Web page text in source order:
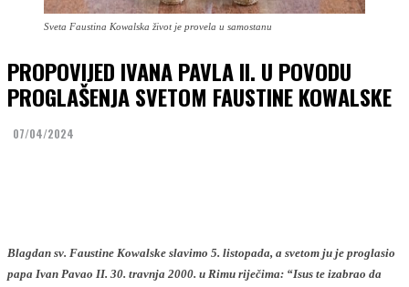
Sveta Faustina Kowalska život je provela u samostanu
PROPOVIJED IVANA PAVLA II. U POVODU
PROGLAŠENJA SVETOM FAUSTINE KOWALSKE
07/04/2024
Blagdan sv. Faustine Kowalske slavimo 5. listopada, a svetom ju je proglasio
papa Ivan Pavao II. 30. travnja 2000. u Rimu riječima: “Isus te izabrao da